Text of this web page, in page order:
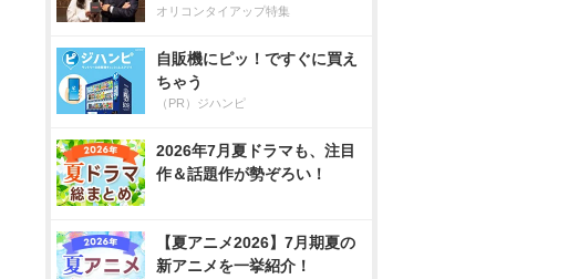
オリコンタイアップ特集
自販機にピッ！ですぐに買え
ちゃう
（PR）ジハンピ
2026年7月夏ドラマも、注目
作＆話題作が勢ぞろい！
【夏アニメ2026】7月期夏の
新アニメを一挙紹介！